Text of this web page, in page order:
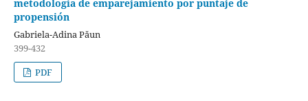
metodología de emparejamiento por puntaje de
propensión
Gabriela-Adina Păun
399-432
PDF